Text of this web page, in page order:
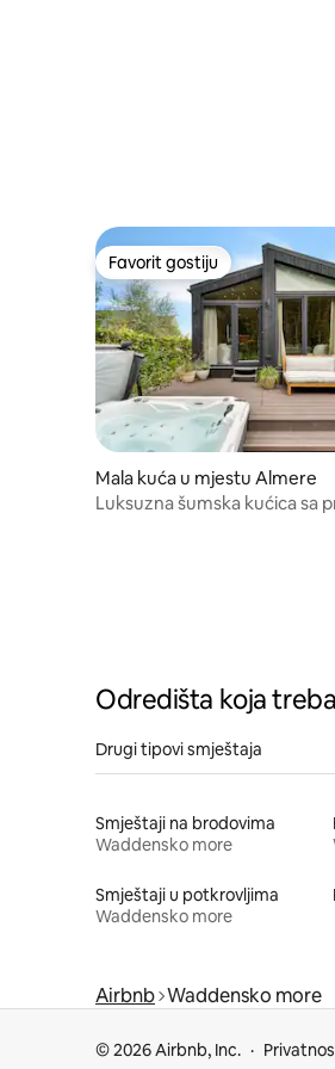
Favorit gostiju
Favorit gostiju
Mala kuća u mjestu Almere
Luksuzna šumska kućica sa
Odredišta koja
Drugi tipovi smještaja
Smještaji na brodovima
Waddensko more
Smještaji u potkrovljima
Waddensko more
Airbnb Waddensko more
© 2026 Airbnb, Inc.